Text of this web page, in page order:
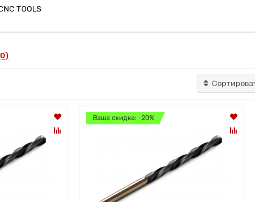
TOOLS
Ваша скидка: -20%